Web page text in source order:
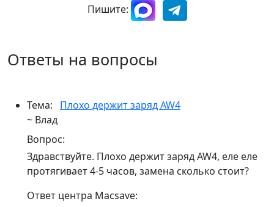
Пишите:
Ответы на вопросы
Тема:
Плохо держит заряд AW4
~ Влад
Вопрос:
Здравствуйте. Плохо держит заряд AW4, еле еле
протягивает 4-5 часов, замена сколько стоит?
Ответ центра Macsave: